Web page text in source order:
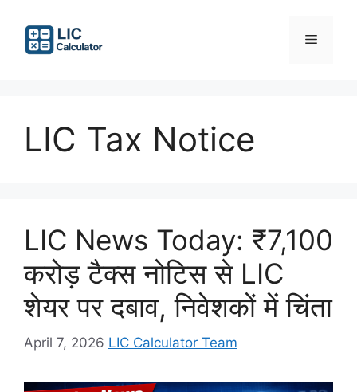
content
Menu
LIC Tax Notice
LIC News Today: ₹7,100
करोड़ टैक्स नोटिस से LIC
शेयर पर दबाव, निवेशकों में चिंता
April 7, 2026 LIC Calculator Team